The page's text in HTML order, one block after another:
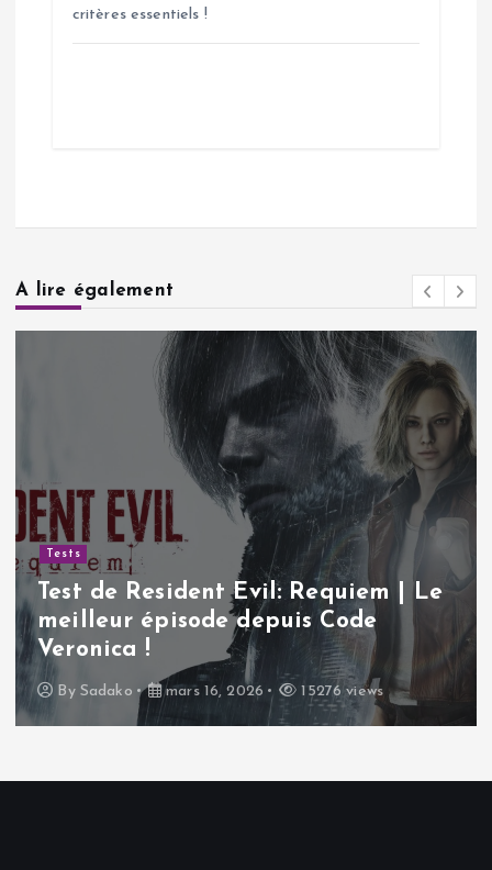
critères essentiels !
A lire également
Tests
Test de Resident Evil: Requiem | Le
meilleur épisode depuis Code
Veronica !
By Sadako mars 16, 2026 15276 views